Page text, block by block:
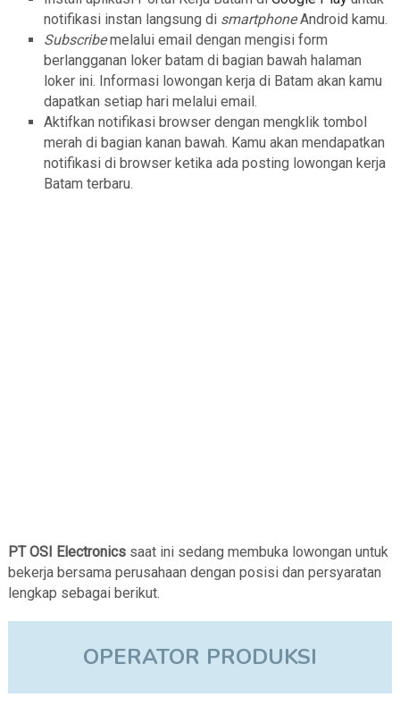
notifikasi instan langsung di smartphoneAndroid kamu.
Subscribemelalui email dengan mengisi form
berlangganan loker batam di bagian bawah halaman
loker ini. Informasi lowongan kerja di Batam akan kamu
dapatkan setiap hari melalui email.
Aktifkan notifikasi browser dengan mengklik tombol
merah di bagian kanan bawah. Kamu akan mendapatkan
notifikasi di browser ketika ada posting lowongan kerja
Batam terbaru.
PT OSI Electronics saat ini sedang membuka lowongan untuk
bekerja bersama perusahaan dengan posisi dan persyaratan
lengkap sebagai berikut.
OPERATOR PRODUKSI